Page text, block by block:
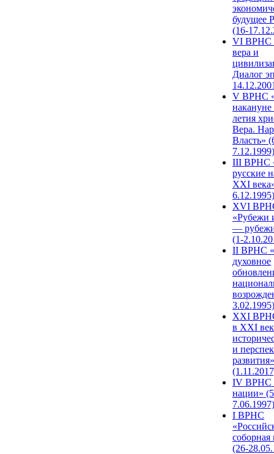
будущее
(16-
VI ВРНС
вера и
Диалог
V ВРНС
накануне
летия
Вера.
Власть»
7.12.1999)
III ВРНС
русские
XXI
6.12.1995)
XVI
«Рубежи
—
(1-
II ВРНС
духовное
3.02.1995)
XХI
в XXI
и
развития»
IV ВРНС
нации»
7.06.1997)
I ВРНС
(26-